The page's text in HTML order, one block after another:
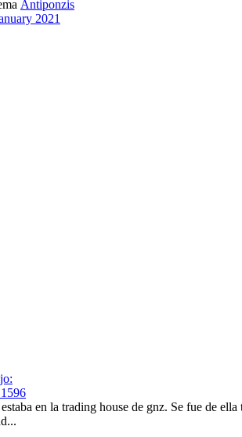
Antiponzis
2021
en la trading house de gnz. Se fue de